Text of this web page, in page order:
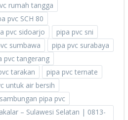
rumah tangga
pvc SCH 80
pvc sidoarjo
pipa pvc sni
sumbawa
pipa pvc surabaya
pvc tangerang
tarakan
pipa pvc ternate
untuk air bersih
sambungan pipa pvc
– Sulawesi Selatan | 0813-